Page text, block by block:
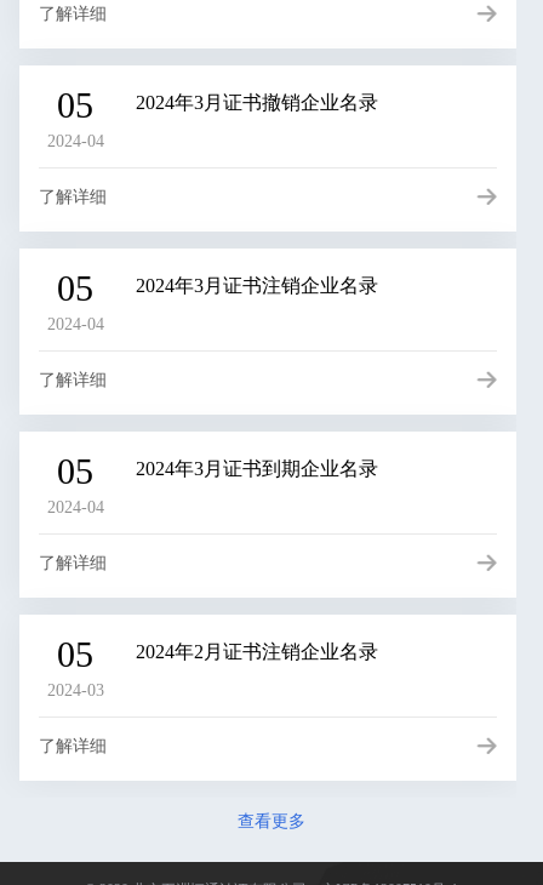
了解详细
05
2024-04
2024年3月证书撤销企业名录
了解详细
05
2024-04
2024年3月证书注销企业名录
了解详细
05
2024-04
2024年3月证书到期企业名录
了解详细
05
2024-03
2024年2月证书注销企业名录
了解详细
查看更多